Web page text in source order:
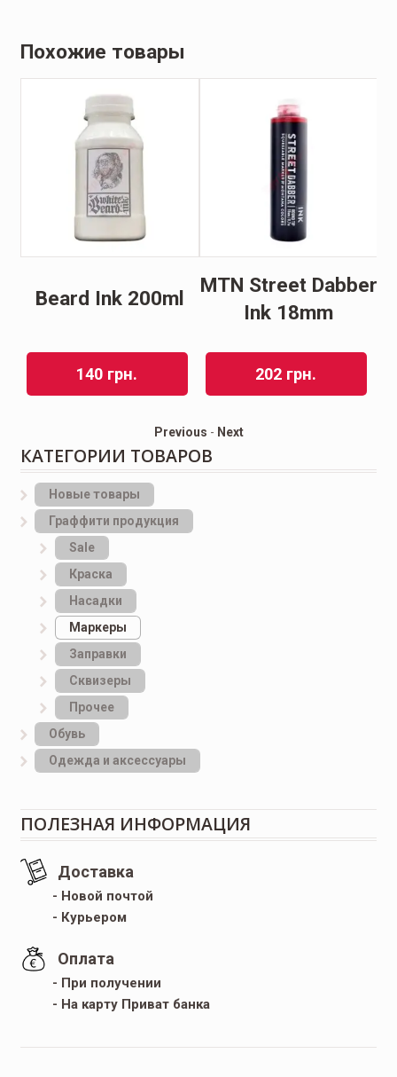
Похожие товары
Beard Ink 200ml
140 грн.
MTN Street Dabber
Ink 18mm
202 грн.
Previous - Next
КАТЕГОРИИ ТОВАРОВ
Новые товары
Граффити продукция
Sale
Краска
Насадки
Маркеры
Заправки
Сквизеры
Прочее
Обувь
Одежда и аксессуары
ПОЛЕЗНАЯ ИНФОРМАЦИЯ
Доставка
- Новой почтой
- Курьером
Оплата
- При получении
- На карту Приват банка